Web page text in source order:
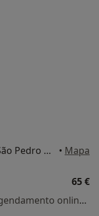
Rua Viana da Mota, nº13, R/C - São Pedro do Estoril, Estoril • Mapa
65 €
Esse especialista não oferece agendamento online para esse endereço.